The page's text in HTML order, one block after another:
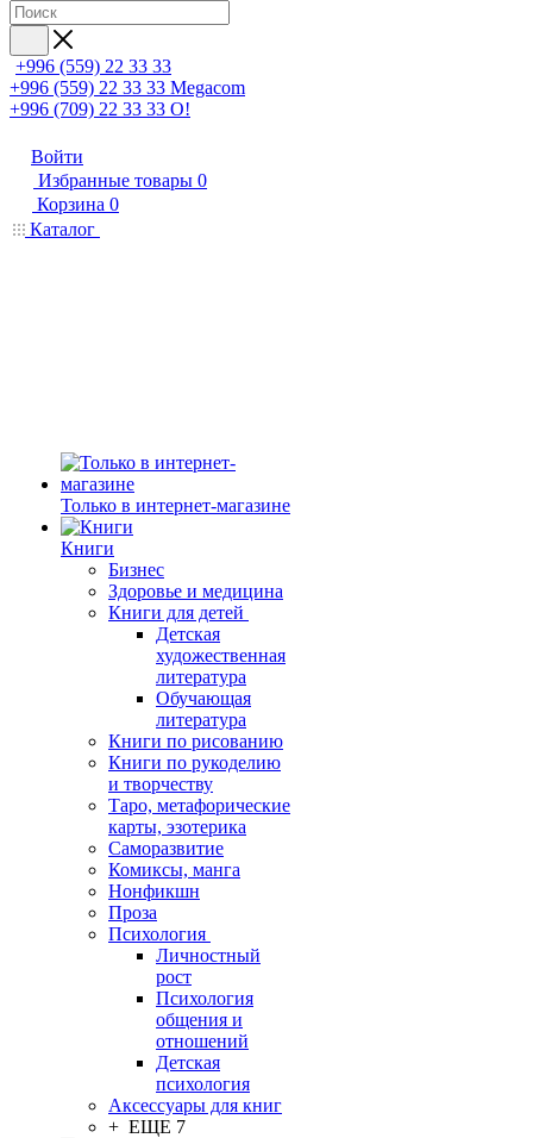
+996 (559) 22 33 33
+996 (559) 22 33 33 Megacom
+996 (709) 22 33 33 O!
Войти
Избранные товары 0
Корзина 0
Каталог
Только в интернет-магазине
Книги
Бизнес
Здоровье и медицина
Книги для детей
Детская
художественная
литература
Обучающая
литература
Книги по рисованию
Книги по рукоделию
и творчеству
Таро, метафорические
карты, эзотерика
Саморазвитие
Комиксы, манга
Нонфикшн
Проза
Психология
Личностный
рост
Психология
общения и
отношений
Детская
психология
Аксессуары для книг
+ ЕЩЕ 7